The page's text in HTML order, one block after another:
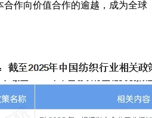
作向价值合作的逾越，成为全球